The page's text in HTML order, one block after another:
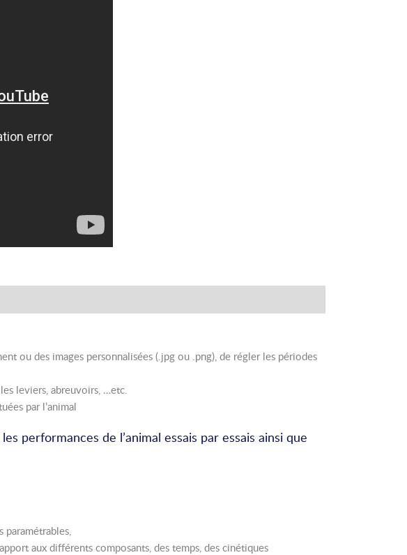
ou des images personnalisées (.jpg ou .png), de régler les périodes
leviers, abreuvoirs, …etc.
par l’animal
performances de l’animal essais par essais ainsi que
aux différents composants, des temps, des cinétiques